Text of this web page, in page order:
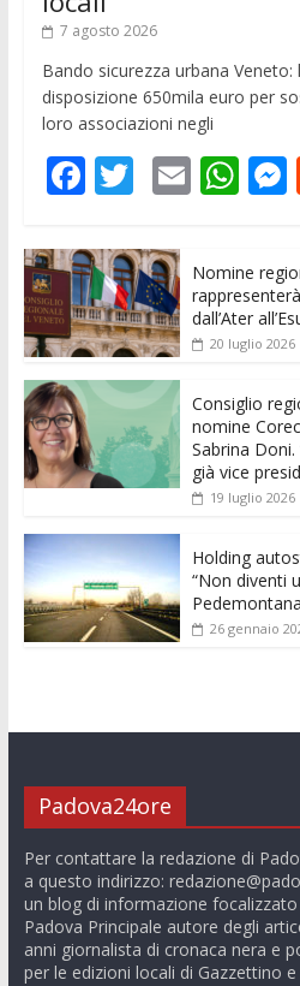
7 agosto 2026
Bando sicurezza urbana
disposizione 650mila euro per
loro associazioni negli
F
e
b
o
o
k
T
itt
er
E
l
W
s
A
p
p
Nomine
dall’Ater
20 luglio 2026
Consiglio
nomine
Sabrina Doni.
già vice
19 luglio 2026
Holding
“Non diventi
26 gennaio
Padova24ore
Per contattare la redazione di
a questo indirizzo:
un blog di informazione
Padova Principale autore degli
anni giornalista di cronaca nera e
per le edizioni locali di Gazzettino